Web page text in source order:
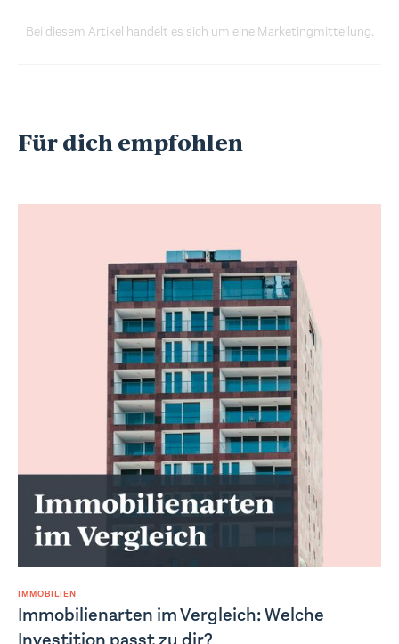
Bei diesem Artikel handelt es sich um eine Marketingmitteilung.
Für dich empfohlen
IMMOBILIEN
Immobilienarten im Vergleich: Welche